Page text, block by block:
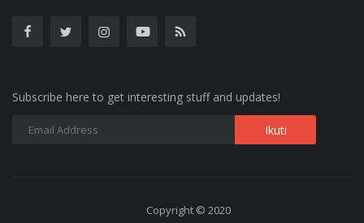
Subscribe here to get interesting stuff and updates!
Copyright © 2020